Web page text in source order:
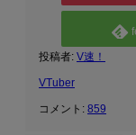
投稿者: V速！
VTuber
コメント: 859